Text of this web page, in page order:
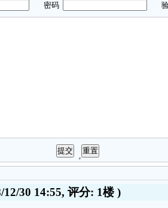
密码 验
12/30 14:55, 评分: 1楼)